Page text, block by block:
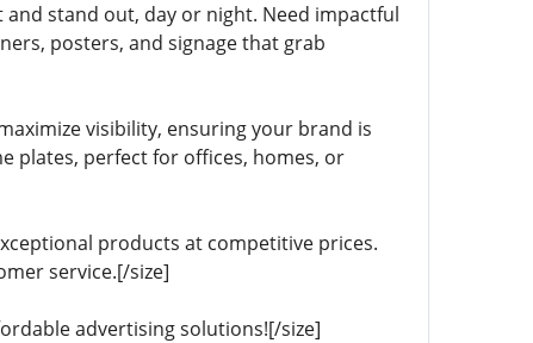
stand out, day or night. Need impactful
posters, and signage that grab
visibility, ensuring your brand is
plates, perfect for offices, homes, or
products at competitive prices.
service.[/size]
advertising solutions![/size]